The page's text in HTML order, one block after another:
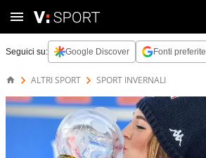
Seguici su: Google Discover Fonti preferite
ALTRI SPORT SPORT INVERNALI